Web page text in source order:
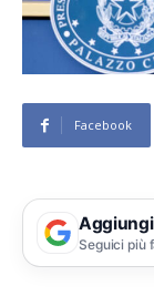
Facebook
Seguici più